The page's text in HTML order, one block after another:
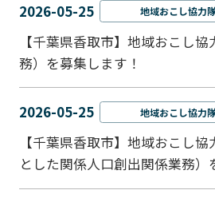
2026-05-25 地域おこし協力
【千葉県香取市】地域おこし
務）を募集します！
2026-05-25 地域おこし協力
【千葉県香取市】地域おこし
とした関係人口創出関係業務）